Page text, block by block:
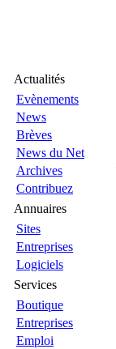
Actualités
Evènements
News
Brèves
News du Net
Archives
Contribuez
Annuaires
Sites
Entreprises
Logiciels
Services
Boutique
Entreprises
Emploi